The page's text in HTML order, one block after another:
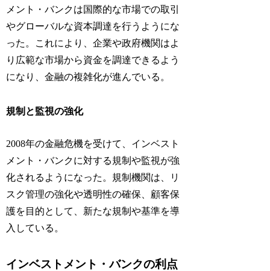
メント・バンクは国際的な市場での取引
やグローバルな資本調達を行うようにな
った。これにより、企業や政府機関はよ
り広範な市場から資金を調達できるよう
になり、金融の複雑化が進んでいる。
規制と監視の強化
2008年の金融危機を受けて、インベスト
メント・バンクに対する規制や監視が強
化されるようになった。規制機関は、リ
スク管理の強化や透明性の確保、顧客保
護を目的として、新たな規制や基準を導
入している。
インベストメント・バンクの利点